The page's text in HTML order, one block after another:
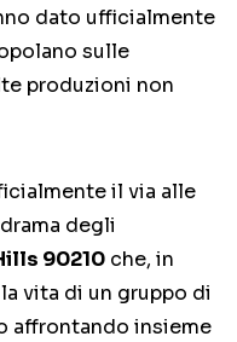
dato ufficialmente
sulle
produzioni non
il via alle
degli
90210 che, in
vita di un gruppo di
affrontando insieme